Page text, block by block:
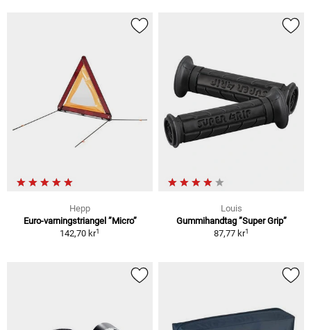
Hepp
Euro-varningstriangel ”Micro”
142,70 kr1
Louis
Gummihandtag ”Super Grip”
87,77 kr1